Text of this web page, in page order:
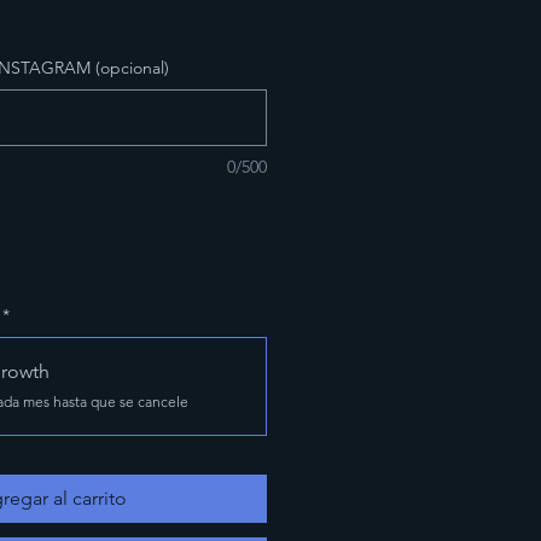
(opcional)
0/500
*
mes hasta que se cancele
al carrito